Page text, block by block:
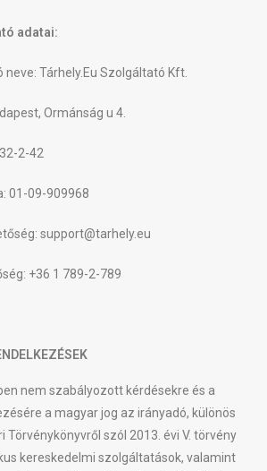
adatai:
Tárhely.Eu Szolgáltató Kft.
Ormánság u 4.
2-42
01-09-909968
support@tarhely.eu
+36 1 789-2-789
nem szabályozott kérdésekre és a
a magyar jog az irányadó, különös
Törvénykönyvről szól 2013. évi V. törvény
kereskedelmi szolgáltatások, valamint